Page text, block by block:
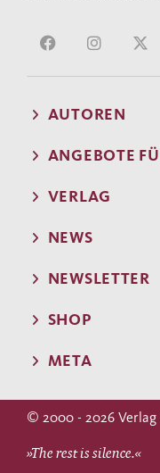
AUTOREN
ANGEBOTE
VERLAG
NEWS
NEWSLETTER
SHOP
META
© 2000 - 2026 Verlag
»The rest is silence.«